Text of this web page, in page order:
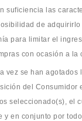
suficiencia las
de adquirirlo
para limitar el
con ocasión a la
vez se han agotados
del Consumidor
seleccionado(s), el
y en conjunto por